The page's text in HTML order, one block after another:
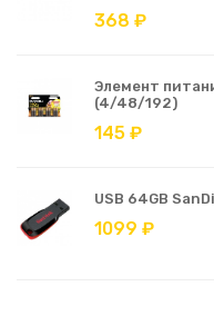
368 ₽
Элемент
(4/48/192)
145 ₽
USB 64GB
1099 ₽